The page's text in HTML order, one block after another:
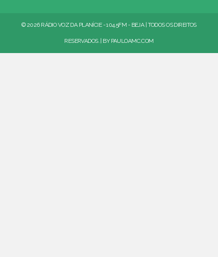
© 2026 RÁDIO VOZ DA PLANÍCIE - 104.5FM - BEJA | TODOS OS DIREITOS
RESERVADOS. | BY PAULOAMC.COM